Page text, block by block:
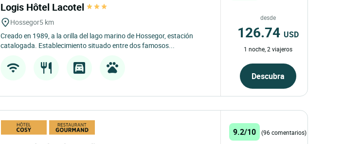
Logis Hôtel Lacotel
Hossegor5 km
Creado en 1989, a la orilla del lago marino de Hossegor, estación
catalogada. Establecimiento situado entre dos famosos...
desde
126.74 USD
1 noche, 2 viajeros
Descubra
9.2/10 (96 comentarios)